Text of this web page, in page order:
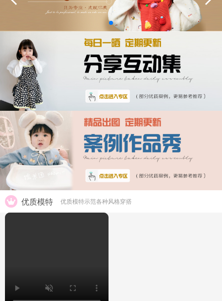
优质模特 优质模特示范各种风格穿搭